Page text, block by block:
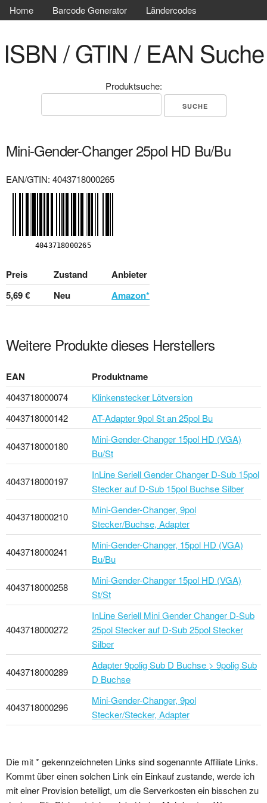
Home Barcode Generator Ländercodes
ISBN / GTIN / EAN Suche
Produktsuche:
Mini-Gender-Changer 25pol HD Bu/Bu
EAN/GTIN: 4043718000265
Preis Zustand
Anbieter
5,69 €
Neu Amazon*
Weitere Produkte dieses Herstellers
EAN Produktname
4043718000074
Klinkenstecker Lötversion
4043718000142
AT-Adapter 9pol St an 25pol Bu
4043718000180
Mini-Gender-Changer 15pol HD (VGA)
Bu/St
4043718000197
InLine Seriell Gender Changer D-Sub 15pol
Stecker auf D-Sub 15pol Buchse Silber
4043718000210
Mini-Gender-Changer, 9pol
Stecker/Buchse, Adapter
4043718000241
Mini-Gender-Changer, 15pol HD (VGA)
Bu/Bu
4043718000258
Mini-Gender-Changer 15pol HD (VGA)
St/St
4043718000272
InLine Seriell Mini Gender Changer D-Sub
25pol Stecker auf D-Sub 25pol Stecker
Silber
4043718000289
Adapter 9polig Sub D Buchse > 9polig Sub
D Buchse
4043718000296
Mini-Gender-Changer, 9pol
Stecker/Stecker, Adapter
Die mit * gekennzeichneten Links sind sogenannte Affiliate Links.
Kommt über einen solchen Link ein Einkauf zustande, werde ich
mit einer Provision beteiligt, um die Serverkosten ein bisschen zu